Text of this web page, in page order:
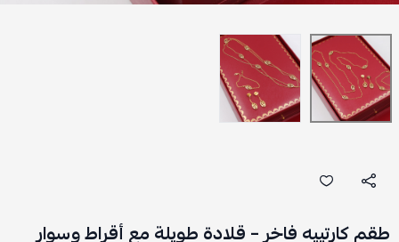
طقم كارتييه فاخر – قلادة طويلة مع أقراط وسوار